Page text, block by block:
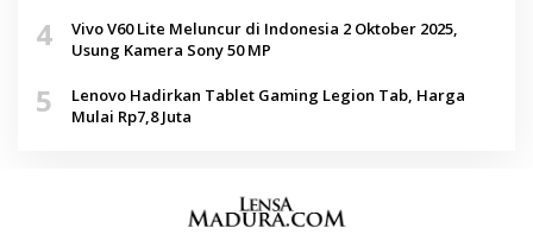
4
Vivo V60 Lite Meluncur di Indonesia 2 Oktober 2025,
Usung Kamera Sony 50 MP
5
Lenovo Hadirkan Tablet Gaming Legion Tab, Harga
Mulai Rp7,8 Juta